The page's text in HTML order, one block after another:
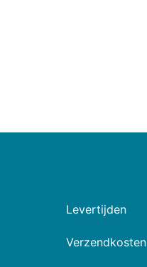
Levertijden
Verzendkosten